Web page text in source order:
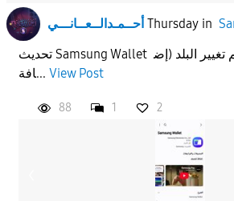
To
أحــمـدالــعــانـــي Thursdayin
تحديث Samsung Wallet الإصدار: ٦.٨.٠٥ - دعم تغيير البلد (إض
افة... View Post
88 1 2